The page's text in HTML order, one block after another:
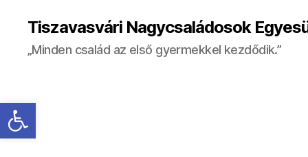
Eszköztár megnyitása
Tiszavasvári Nagycsaládosok
„Minden család az első gyermekkel kezdődik.”